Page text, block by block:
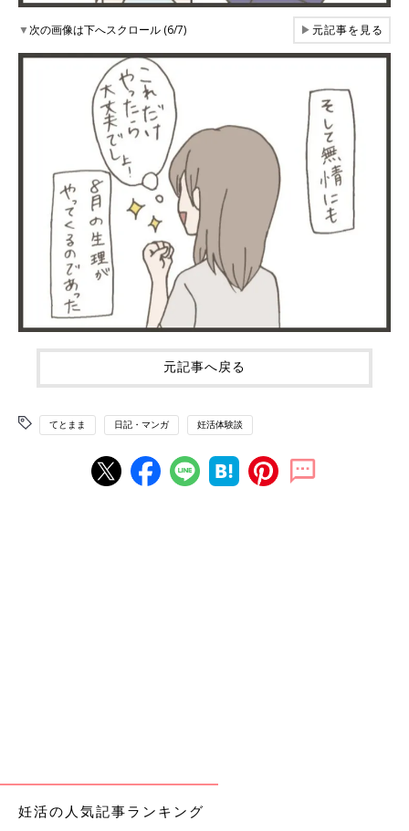
▼次の画像は下へスクロール (6/7) ▶元記事を見る
元記事へ戻る
てとまま 日記・マンガ 妊活体験談
妊活の人気記事ランキング